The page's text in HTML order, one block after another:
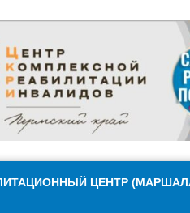
ЦЕНТР